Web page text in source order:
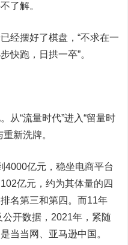
了解。
摆好了棋盘，“不求在一
快跑，日拱一卒”。
“流量时代”进入“留量时
新洗牌。
亿元，稳坐电商平台
亿元，约为其体量的四
名第三和第四。而11年
开数据，2021年，紧随
当当网、亚马逊中国。